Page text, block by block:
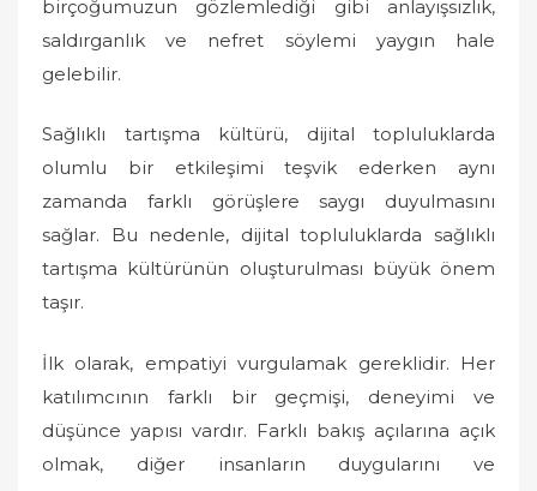
birçoğumuzun gözlemlediği gibi anlayışsızlık,
saldırganlık ve nefret söylemi yaygın hale
gelebilir.
Sağlıklı tartışma kültürü, dijital topluluklarda
olumlu bir etkileşimi teşvik ederken aynı
zamanda farklı görüşlere saygı duyulmasını
sağlar. Bu nedenle, dijital topluluklarda sağlıklı
tartışma kültürünün oluşturulması büyük önem
taşır.
İlk olarak, empatiyi vurgulamak gereklidir. Her
katılımcının farklı bir geçmişi, deneyimi ve
düşünce yapısı vardır. Farklı bakış açılarına açık
olmak, diğer insanların duygularını ve